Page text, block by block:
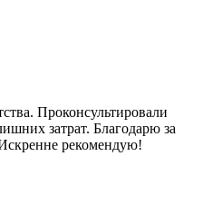
Проконсультировали
затрат. Благодарю за
рекомендую!